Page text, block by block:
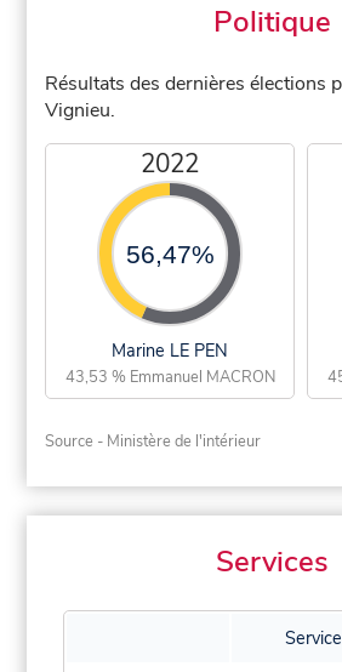
Politique
Résultats des dernières élections
Vignieu.
2022
56,47%
Marine LE PEN
43,53 % Emmanuel MACRON
Source - Ministère de l'intérieur
Services